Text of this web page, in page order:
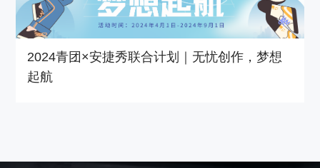
2024青团×安捷秀联合计划｜无忧创作，梦想
起航